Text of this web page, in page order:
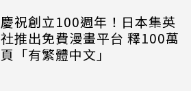
慶祝創立100週年！日本集英
社推出免費漫畫平台 釋100萬
頁「有繁體中文」